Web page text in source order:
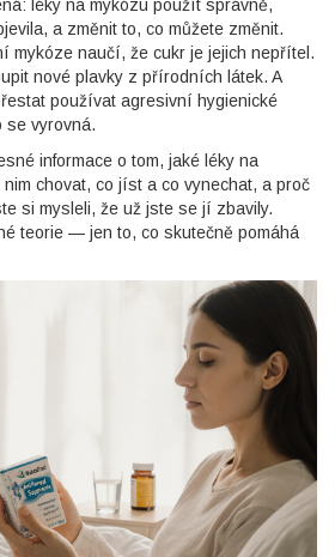
léky na mykózu použít správně,
a změnit to, co můžete změnit.
mykóze naučí, že cukr je jejich nepřítel.
nové plavky z přírodních látek. A
používat agresivní hygienické
vyrovná.
informace o tom, jaké léky na
chovat, co jíst a co vynechat, a proč
si mysleli, že už jste se jí zbavily.
teorie — jen to, co skutečně pomáhá